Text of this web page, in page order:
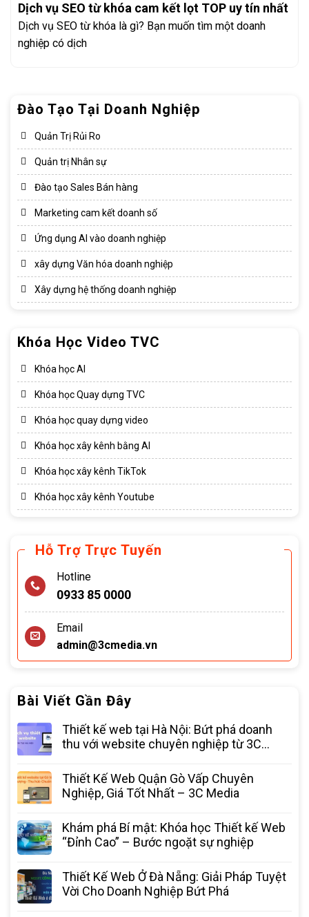
Đào Tạo Tại Doanh Nghiệp
Quản Trị Rủi Ro
Quản trị Nhân sự
Đào tạo Sales Bán hàng
Marketing cam kết doanh số
Ứng dụng AI vào doanh nghiệp
xây dựng Văn hóa doanh nghiệp​
Xây dựng hệ thống doanh nghiệp​
Khóa Học Video TVC
Khóa học AI
Khóa học Quay dựng TVC
Khóa học quay dựng video
Khóa học xây kênh bằng AI
Khóa học xây kênh TikTok
Khóa học xây kênh Youtube
Hỗ Trợ Trực Tuyến
Hotline
0933 85 0000
Email
admin@3cmedia.vn
Bài Viết Gần Đây
Thiết kế web tại Hà Nội: Bứt phá doanh
thu với website chuyên nghiệp từ 3C
Thiết Kế Web Quận Gò Vấp Chuyên
Nghiệp, Giá Tốt Nhất – 3C Media
Khám phá Bí mật: Khóa học Thiết kế Web
“Đỉnh Cao” – Bước ngoặt sự nghiệp
Thiết Kế Web Ở Đà Nẵng: Giải Pháp Tuyệt
Vời Cho Doanh Nghiệp Bứt Phá
Dịch vụ SEO từ khóa cam kết lọt TOP uy tín nhất
Dịch vụ SEO từ khóa là gì? Bạn muốn tìm một doanh
nghiệp có dịch